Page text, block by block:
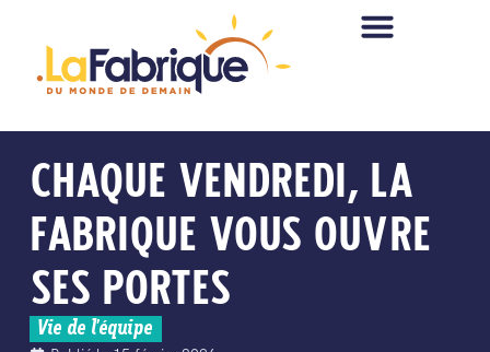
CHAQUE VENDREDI, LA
FABRIQUE VOUS OUVRE
SES PORTES
Vie de l'équipe